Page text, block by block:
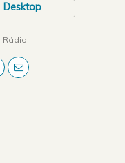
Desktop
Rádio